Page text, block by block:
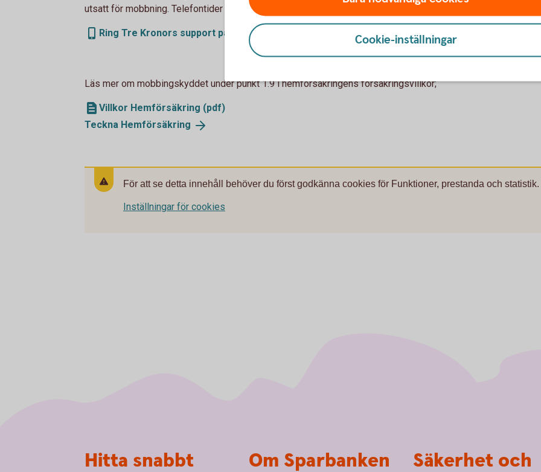
utsatt för mobbning. Telefontider måndag till fredag 08.00-17.00.
Ring Tre Kronors support på 0771- 23 33 33
Läs mer om mobbingskyddet under punkt 1.9 i hemförsäkringens försäkringsvillkor;
Villkor Hemförsäkring (pdf)
Teckna Hemförsäkring
För att se detta innehåll behöver du först godkänna cookies för Funktioner, prestanda och statistik.
Inställningar för cookies
Cookie-inställningar
Hitta snabbt Om Sparbanken Säkerhet och